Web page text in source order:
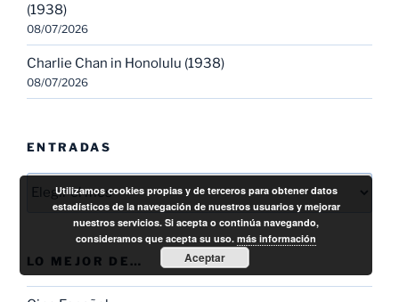
(1938)
08/07/2026
Charlie Chan in Honolulu (1938)
08/07/2026
ENTRADAS
LO MEJOR DE…
Utilizamos cookies propias y de terceros para obtener datos
estadísticos de la navegación de nuestros usuarios y mejorar
nuestros servicios. Si acepta o continúa navegando,
consideramos que acepta su uso.más información
Aceptar